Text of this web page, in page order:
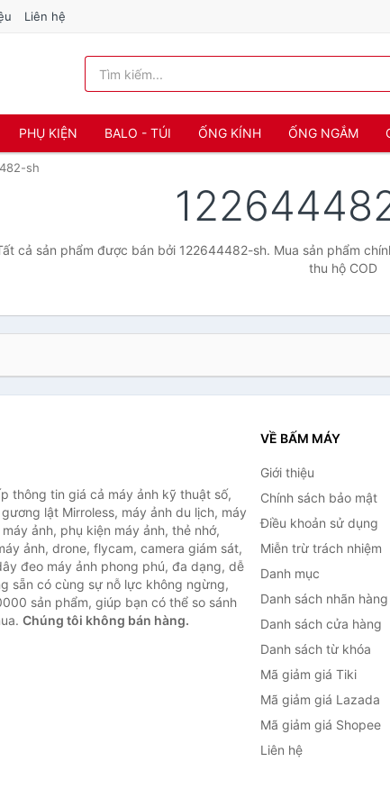
Liên hệ
PHỤ KIỆN BALO - TÚI ỐNG KÍNH ỐNG NGẮM
sh
cả sản phẩm được bán bởi 122644482-sh. Mua sản phẩm
thu hộ COD
thông tin giá cả máy ảnh kỹ thuật số,
lật Mirroless, máy ảnh du lịch, máy
ảnh, phụ kiện máy ảnh, thẻ nhớ,
ảnh, drone, flycam, camera giám sát,
đeo máy ảnh phong phú, đa dạng, dễ
sẵn có cùng sự nỗ lực không ngừng,
sản phẩm, giúp bạn có thể so sánh
Chúng tôi không bán hàng.
VỀ BẤM MÁY
Giới thiệu
Chính sách bảo mật
Điều khoản sử dụng
Miễn trừ trách nhiệm
Danh mục
Danh sách nhãn hàng
Danh sách cửa hàng
Danh sách từ khóa
Mã giảm giá Tiki
Mã giảm giá Lazada
Mã giảm giá Shopee
Liên hệ